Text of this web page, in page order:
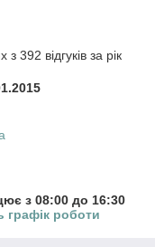
392 відгуків за рік
з 08:00 до 16:30
графік роботи